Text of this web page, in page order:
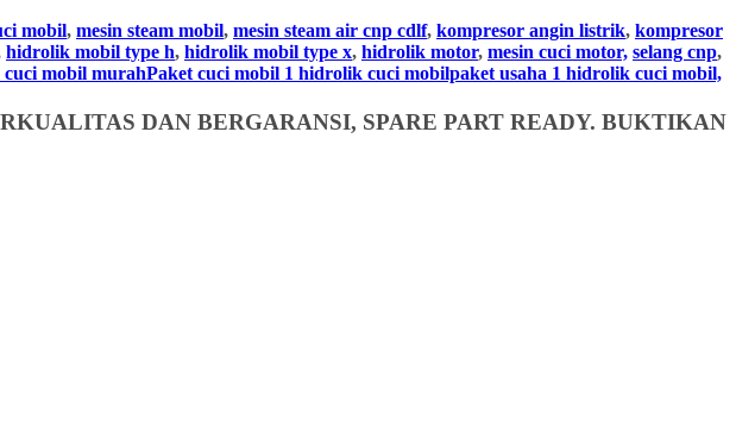
mobil, mesin steam mobil, mesin steam air cnp cdlf, kompresor angin listrik, kompresor
hidrolik mobil type h, hidrolik mobil type x, hidrolik motor, mesin cuci motor, selang cnp,
mobil murahPaket cuci mobil 1 hidrolik cuci mobilpaket usaha 1 hidrolik cuci mobil,
DAN BERGARANSI, SPARE PART READY. BUKTIKAN